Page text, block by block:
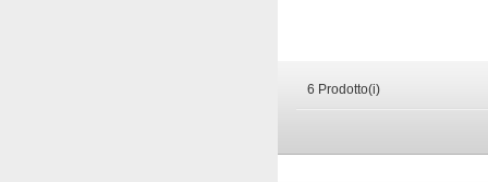
6 Prodotto(i)